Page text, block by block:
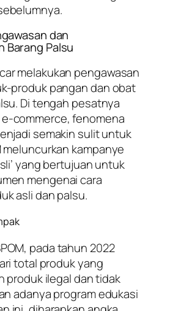
dan
Barang Palsu
melakukan pengawasan
produk pangan dan obat
Di tengah pesatnya
commerce, fenomena
semakin sulit untuk
meluncurkan kampanye
yang bertujuan untuk
mengenai cara
asli dan palsu.
pada tahun 2022
total produk yang
produk ilegal dan tidak
adanya program edukasi